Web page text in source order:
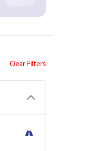
Clear Filters